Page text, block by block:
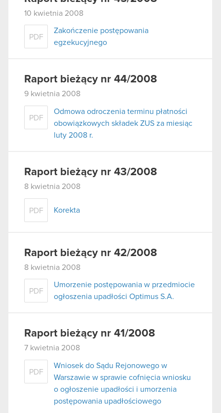
10 kwietnia 2008
PDF
Zakończenie postępowania
egzekucyjnego
Raport bieżący nr 44/2008
9 kwietnia 2008
PDF
Odmowa odroczenia terminu płatności
obowiązkowych składek ZUS za miesiąc
luty 2008 r.
Raport bieżący nr 43/2008
8 kwietnia 2008
PDF Korekta
Raport bieżący nr 42/2008
8 kwietnia 2008
PDF
Umorzenie postępowania w przedmiocie
ogłoszenia upadłości Optimus S.A.
Raport bieżący nr 41/2008
7 kwietnia 2008
PDF
Wniosek do Sądu Rejonowego w
Warszawie w sprawie cofnięcia wniosku
o ogłoszenie upadłości i umorzenia
postępowania upadłościowego